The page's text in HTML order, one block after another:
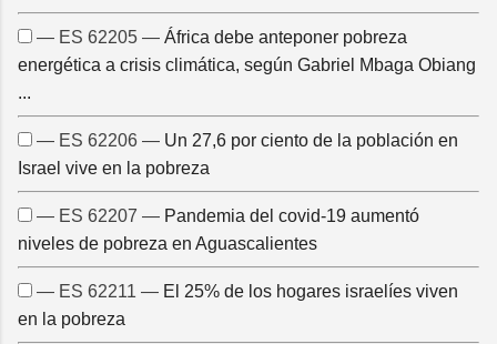
— ES 62205 — África debe anteponer pobreza
energética a crisis climática, según Gabriel Mbaga Obiang
...
— ES 62206 — Un 27,6 por ciento de la población en
Israel vive en la pobreza
— ES 62207 — Pandemia del covid-19 aumentó
niveles de pobreza en Aguascalientes
— ES 62211 — El 25% de los hogares israelíes viven
en la pobreza